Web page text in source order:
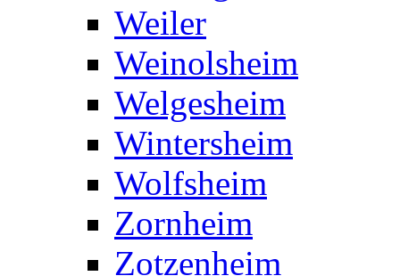
Weiler
Weinolsheim
Welgesheim
Wintersheim
Wolfsheim
Zornheim
Zotzenheim